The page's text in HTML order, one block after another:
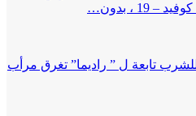
، بدون…
للشرب تابعة ل ” راديما” تغرق مرأب